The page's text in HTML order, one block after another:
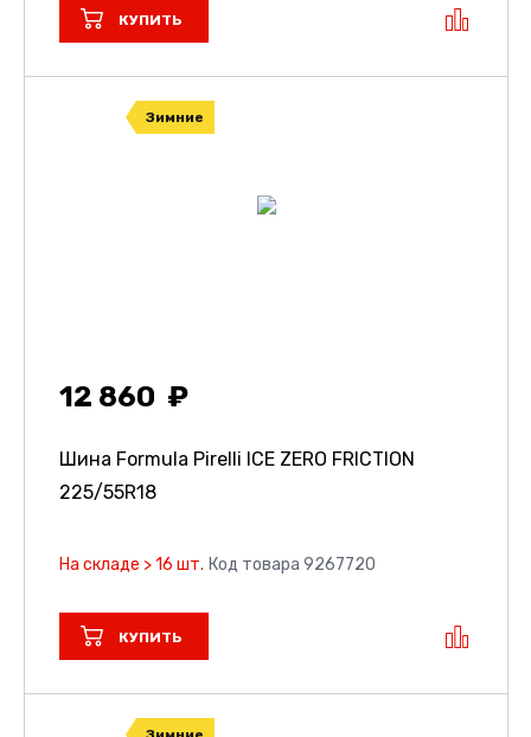
КУПИТЬ
Зимние
12 860
Шина Formula Pirelli ICE ZERO FRICTION
225/55R18
На складе > 16 шт. Код товара 9267720
КУПИТЬ